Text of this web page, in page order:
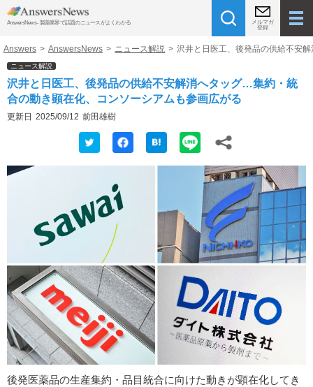
AnswersNews - 製薬業界で話題のニュースがよくわかる
メルマガ
登録
Answers > AnswersNews > ニュース解説 > 沢井と日医工、後発品の供給不安
ニュース解説
沢井と日医工、後発品の供給不安解消へタッグ…集約・統
合の動き顕在化、コンソーシアムも参画広がる
更新日 2025/09/12 前田雄樹
後発医薬品の生産集約・品目統合に向けた動きが顕在化してき